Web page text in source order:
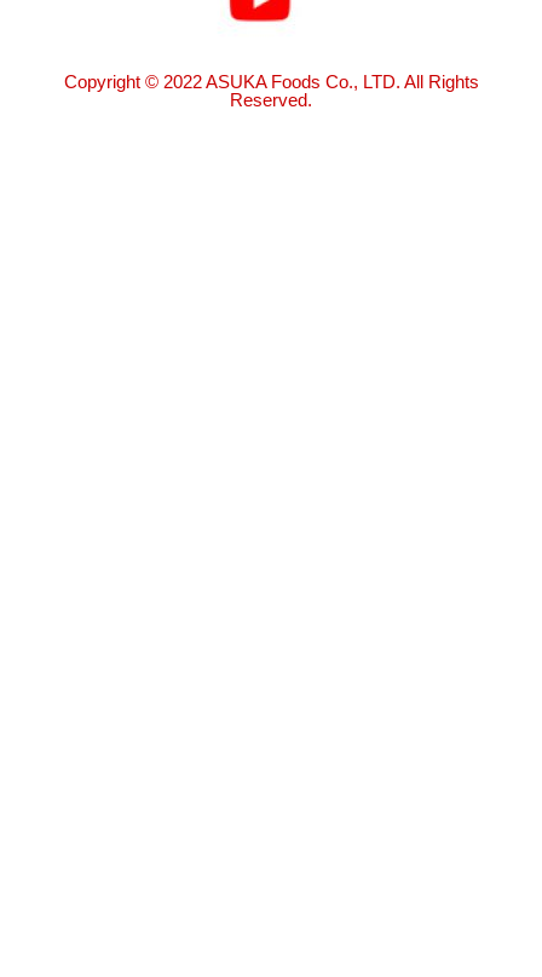
Copyright © 2022 ASUKA Foods Co., LTD. All Rights
Reserved.